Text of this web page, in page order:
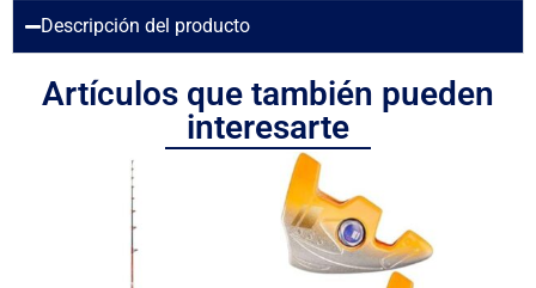
Descripción del producto
Artículos que también pueden
interesarte